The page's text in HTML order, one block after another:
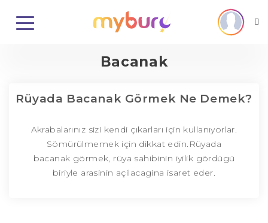
Bacanak
Rüyada Bacanak Görmek Ne Demek?
Akrabalarınız sizi kendi çıkarları için kullanıyorlar.
Sömürülmemek için dikkat edin.Rüyada
bacanak görmek, rüya sahibinin iyilik gördügü
biriyle arasinin açilacagina isaret eder.